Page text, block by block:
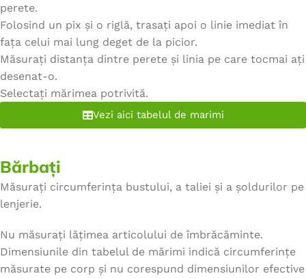
perete.
Folosind un pix și o riglă, trasați apoi o linie imediat în
fața celui mai lung deget de la picior.
Măsurați distanța dintre perete și linia pe care tocmai ați
desenat-o.
Selectați mărimea potrivită.
Vezi aici tabelul de marimi
Bărbați
Măsurați circumferința bustului, a taliei și a șoldurilor pe
lenjerie.
Nu măsurați lățimea articolului de îmbrăcăminte.
Dimensiunile din tabelul de mărimi indică circumferințe
măsurate pe corp și nu corespund dimensiunilor efective